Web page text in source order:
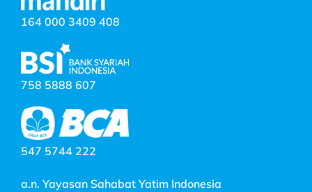
164 000 3409 408
758 5888 607
547 5744 222
a.n. Yayasan Sahabat Yatim Indonesia